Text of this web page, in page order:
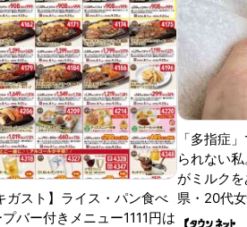
ガスト】ライス・パン食べ
バー付きメニュー1111円は
「多指症
られない
がミルク
県・20代